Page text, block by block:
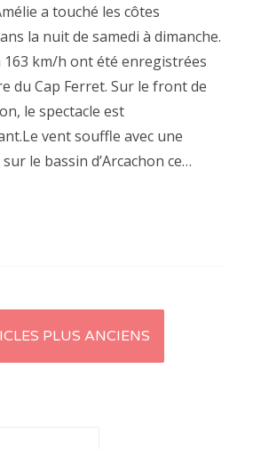
a touché les côtes
la nuit de samedi à dimanche.
163 km/h ont été enregistrées
du Cap Ferret. Sur le front de
le spectacle est
vent souffle avec une
le bassin d’Arcachon ce…
PLUS ANCIENS